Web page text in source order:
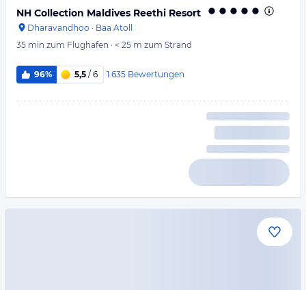
NH Collection Maldives Reethi Resort
Dharavandhoo · Baa Atoll
35 min zum Flughafen · < 25 m zum Strand
96% 5,5 / 6 1.635 Bewertungen